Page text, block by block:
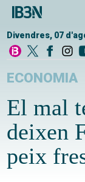
Divendres, 07
ECONOMIA
El mal
deixen
peix